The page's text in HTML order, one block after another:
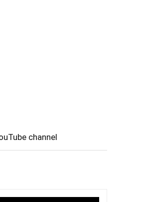
channel